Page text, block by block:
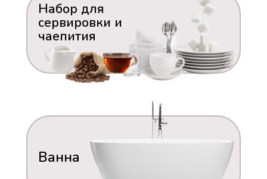
Ванна
Набор для
сервировки и
чаепития